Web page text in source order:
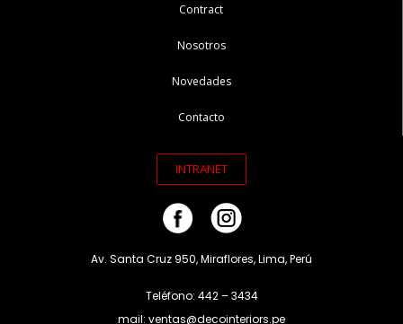
Contract
Nosotros
Novedades
Contacto
INTRANET
Av. Santa Cruz 950, Miraflores, Lima, Perú
Teléfono: 442 – 3434
mail: ventas@decointeriors.pe